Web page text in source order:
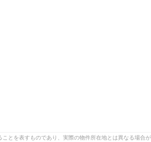
とを表すものであり、実際の物件所在地とは異なる場合が